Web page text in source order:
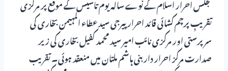
تقریبِ پرچم کشائی قائد احرار پیرجی سید عطاء المہیمن بخاری کی
سرپرستی اور مرکزی نائب امیر سید محمد کفیل بخاری کی زیر
صدارت مرکز احرار دار بنی ہاشم ملتان میں منعقد ہوئی۔ تقریب